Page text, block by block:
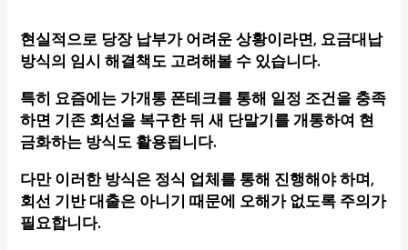
현실적으로 당장 납부가 어려운 상황이라면, 요금대납
방식의 임시 해결책도 고려해볼 수 있습니다.
특히 요즘에는 가개통 폰테크를 통해 일정 조건을 충족
하면 기존 회선을 복구한 뒤 새 단말기를 개통하여 현
금화하는 방식도 활용됩니다.
다만 이러한 방식은 정식 업체를 통해 진행해야 하며,
회선 기반 대출은 아니기 때문에 오해가 없도록 주의가
필요합니다.